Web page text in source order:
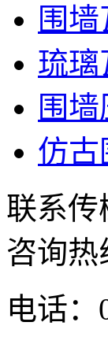
围
琉璃
围
仿古
联系传
咨询热
电话：